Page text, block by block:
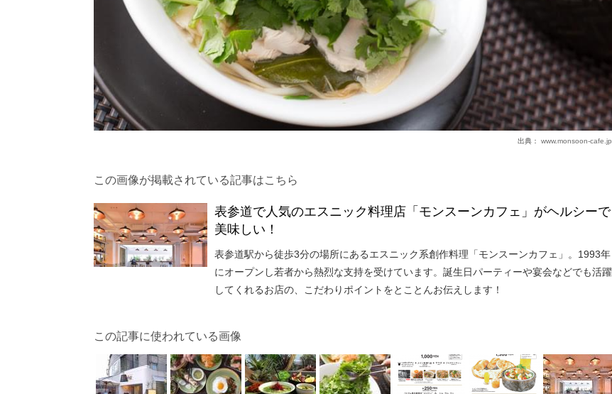
出典： www.monsoon-cafe.jp
この画像が掲載されている記事はこちら
表参道で人気のエスニック料理店「モンスーンカフェ」がヘルシーで
美味しい！
表参道駅から徒歩3分の場所にあるエスニック系創作料理「モンスーンカフェ」。1993年
にオープンし若者から熱烈な支持を受けています。誕生日パーティーや宴会などでも活躍
してくれるお店の、こだわりポイントをとことんお伝えします！
この記事に使われている画像